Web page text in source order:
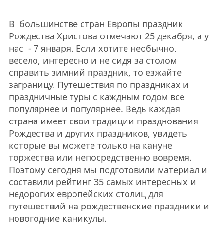
В большинстве стран Европы праздник
Рождества Христова отмечают 25 декабря, а у
нас - 7 января. Если хотите необычно,
весело, интересно и не сидя за столом
справить зимний праздник, то езжайте
заграницу. Путешествия по праздниках и
праздничные туры с каждным годом все
популярнее и популярнее. Ведь каждая
страна имеет свои традиции празднования
Рождества и других праздников, увидеть
которые вы можете только на кануне
торжества или непосредственно вовремя.
Поэтому сегодня мы подготовили материал и
составили рейтинг 35 самых интересных и
недорогих европейских столиц для
путешествий на рождественские праздники и
новогодние каникулы.